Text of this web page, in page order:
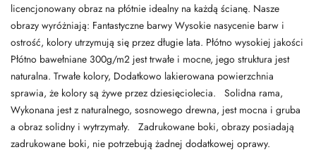
licencjonowany obraz na płótnie idealny na każdą ścianę. Nasze
obrazy wyróżniają: Fantastyczne barwy Wysokie nasycenie barw i
ostrość, kolory utrzymują się przez długie lata. Płótno wysokiej jakości
Płótno bawełniane 300g/m2 jest trwałe i mocne, jego struktura jest
naturalna. Trwałe kolory, Dodatkowo lakierowana powierzchnia
sprawia, że kolory są żywe przez dziesięciolecia. Solidna rama,
Wykonana jest z naturalnego, sosnowego drewna, jest mocna i gruba
a obraz solidny i wytrzymały. Zadrukowane boki, obrazy posiadają
zadrukowane boki, nie potrzebują żadnej dodatkowej oprawy.